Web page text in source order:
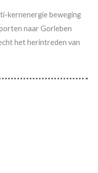
kernenergie beweging
naar Gorleben
het herintreden van